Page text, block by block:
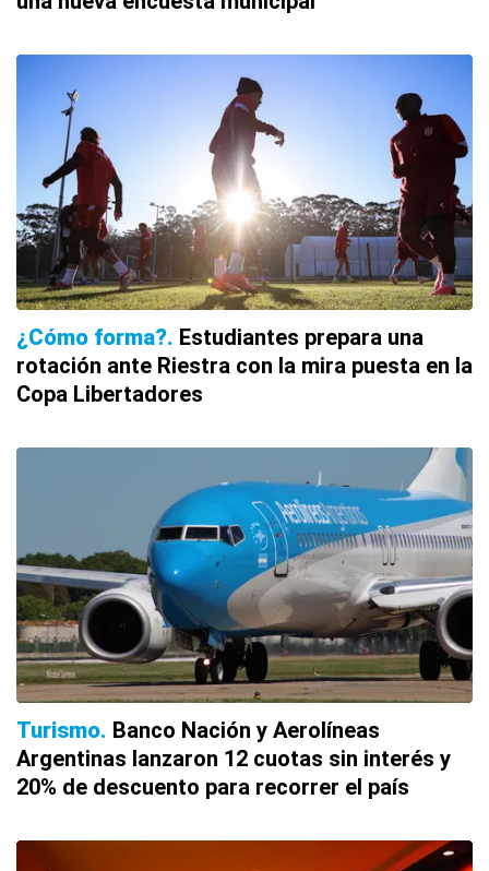
¿Cómo forma? Estudiantes prepara una
rotación ante Riestra con la mira puesta en la
Copa Libertadores
Turismo Banco Nación y Aerolíneas
Argentinas lanzaron 12 cuotas sin interés y
20% de descuento para recorrer el país